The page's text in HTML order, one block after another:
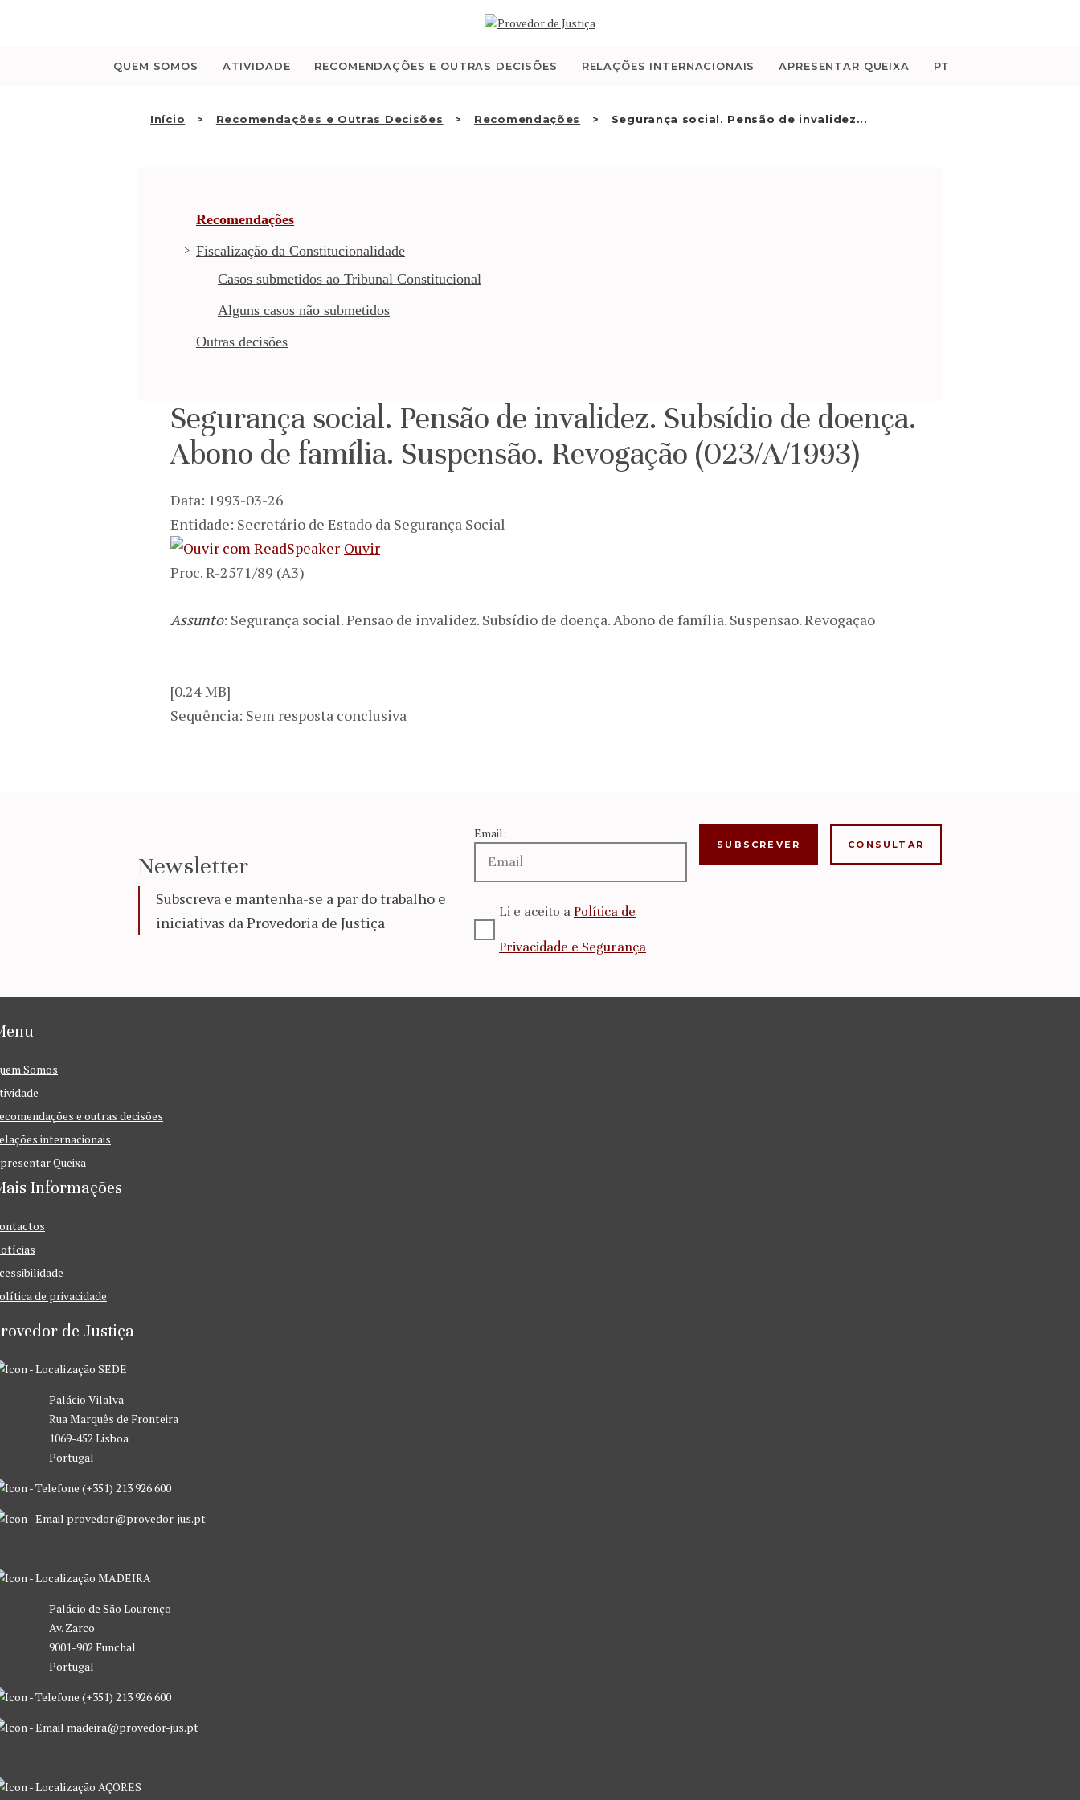
QUEM SOMOS ATIVIDADE RECOMENDAÇÕES E OUTRAS DECISÕES RELAÇÕES INTERNACIONAIS APRESENTAR QUEIXA PT
Início Recomendações e Outras Decisões Recomendações Segurança social. Pensão de invalidez...
QUEM SOMOS
ATIVIDADE
RECOMENDAÇÕES E
APRESENTAR QUEIXA
Recomendações
Fiscalização da Constitucionalidade
Casos submetidos ao Tribunal Constitucional
Alguns casos não submetidos
Outras decisões
Segurança social. Pensão de invalidez. Subsídio de doença.
Abono de família. Suspensão. Revogação (023/A/1993)
Data: 1993-03-26
Entidade: Secretário de Estado da Segurança Social
Ouvir
Proc. R-2571/89 (A3)
Assunto: Segurança social. Pensão de invalidez. Subsídio de doença. Abono de família. Suspensão. Revogação
[0.24 MB]
Sequência: Sem resposta conclusiva
Newsletter
Subscreva e mantenha-se a par do trabalho e
iniciativas da Provedoria de Justiça
Email:
Li e aceito a Política de
Privacidade e Segurança
CONSULTAR
Somos
e outras decisões
internacionais
Queixa
Informações
de privacidade
de Justiça
SEDE
Palácio Vilalva
Rua Marquês de Fronteira
1069-452 Lisboa
Portugal
(+351) 213 926 600
provedor@provedor-jus.pt
MADEIRA
Palácio de São Lourenço
Av. Zarco
9001-902 Funchal
Portugal
(+351) 213 926 600
madeira@provedor-jus.pt
AÇORES